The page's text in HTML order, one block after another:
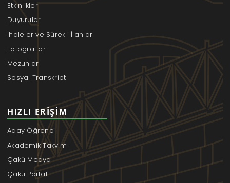
Etkinlikler
Duyurular
İhaleler ve Sürekli İlanlar
Fotoğraflar
Mezunlar
Sosyal Transkript
HIZLI ERIŞIM
Aday Öğrenci
Akademik Takvim
Çakü Medya
Çakü Portal